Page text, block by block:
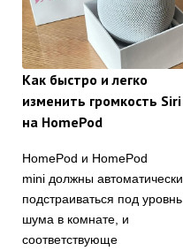
Как быстро и легко
изменить громкость Siri
на HomePod
HomePod и HomePod
mini должны автоматически
подстраиваться под уровнь
шума в комнате, и
соответствующе